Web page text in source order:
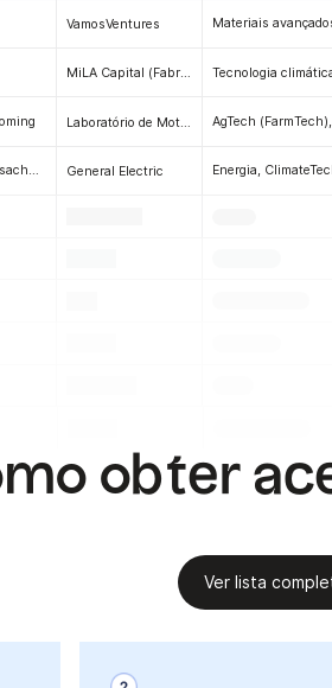
VamosVentures
MiLA Capital (Fabricado em Los Angeles)
Boston, Massachusetts General Electric
obter
Ver lista